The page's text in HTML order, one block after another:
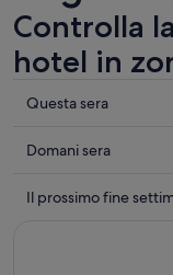
Controlla
hotel in
Controlla
prezzi
a
Questa sera
Controlla
prezzi
Domani sera
Controlla
Il prossimo fine